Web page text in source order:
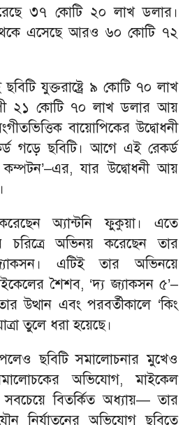
৩৭ কোটি ২০ লাখ ডলার।
থেকে এসেছে আরও ৬০ কোটি ৭২
ছবিটি যুক্তরাষ্ট্রে ৯ কোটি ৭০ লাখ
২১ কোটি ৭০ লাখ ডলার আয়
বায়োপিকের উদ্বোধনী
গড়ে ছবিটি। আগে এই রেকর্ড
কম্পটন’–এর, যার উদ্বোধনী আয়
অ্যান্টনি ফুকুয়া। এতে
চরিত্রে অভিনয় করেছেন তার
এটিই তার অভিনয়ে
শৈশব, ‘দ্য জ্যাকসন ৫’–
উত্থান এবং পরবর্তীকালে ‘কিং
তুলে ধরা হয়েছে।
ছবিটি সমালোচনার মুখেও
অভিযোগ, মাইকেল
বিতর্কিত অধ্যায়— তার
নির্যাতনের অভিযোগ ছবিতে